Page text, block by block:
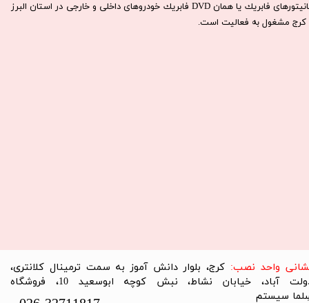
مانيتورهای فابريك يا همان DVD فابريك خودروهای داخلی و خارجی در استان البرز
كرج مشغول به فعاليت است.​​​​​​​
واحد نصب: کرج، بلوار دانش آموز به سمت ترمینال کلانتری،
دولت آباد، خیابان نشاط، نبش کوچه ابوسعید 10، فروشگاه
سیستم​​​​​​​